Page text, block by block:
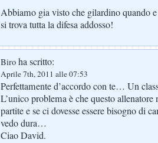
Abbiamo gia visto che gilardino quando
si trova tutta la difesa addosso!
Biro ha scritto:
Aprile 7th, 2011 alle 07:53
Perfettamente d’accordo con te… Un
L’unico problema è che questo allenatore
partite e se ci dovesse essere bisogno di
vedo dura…
Ciao David.